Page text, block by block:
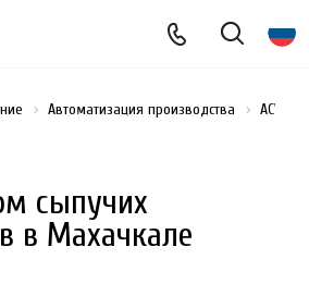
сыпучих
в Махачкале
Автоматизация производства АСУ